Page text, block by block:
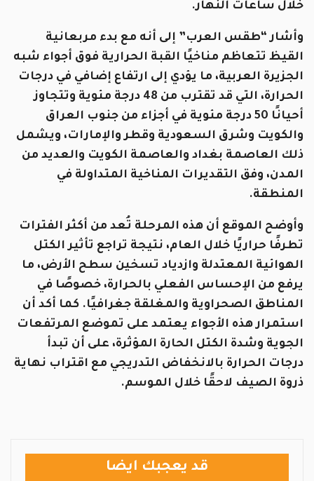
خلال ساعات النهار.
وأشار “طقس العرب” إلى أنه مع بدء مربعانية
القيظ تتعاظم مناخيًا القبة الحرارية فوق أجواء شبه
الجزيرة العربية، ما يؤدي إلى ارتفاع إضافي في درجات
الحرارة، التي قد تقترب من 48 درجة مئوية وتتجاوز
أحيانًا 50 درجة مئوية في أجزاء من جنوب العراق
والكويت وشرق السعودية وقطر والإمارات، ويشمل
ذلك العاصمة بغداد والعاصمة الكويت والعديد من
المدن، وفق التقديرات المناخية المتداولة في
المنطقة.
وأوضح الموقع أن هذه المرحلة تُعد من أكثر الفترات
تطرفًا حراريًا خلال العام، نتيجة تراجع تأثير الكتل
الهوائية المعتدلة وازدياد تسخين سطح الأرض، ما
يرفع من الإحساس الفعلي بالحرارة، خصوصًا في
المناطق الصحراوية والمغلقة جغرافيًا. كما أكد أن
استمرار هذه الأجواء يعتمد على تموضع المرتفعات
الجوية وشدة الكتل الحارة المؤثرة، على أن تبدأ
درجات الحرارة بالانخفاض التدريجي مع اقتراب نهاية
ذروة الصيف لاحقًا خلال الموسم.
قد يعجبك ايضا